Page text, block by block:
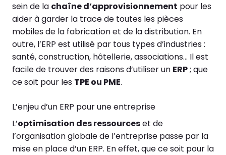
sein de la chaîne d’approvisionnement pour les
aider à garder la trace de toutes les pièces
mobiles de la fabrication et de la distribution. En
outre, l’ERP est utilisé par tous types d’industries :
santé, construction, hôtellerie, associations… Il est
facile de trouver des raisons d’utiliser un ERP; que
ce soit pour les TPE ou PME.
L’enjeu d’un ERP pour une entreprise
L’optimisation des ressourceset de
l’organisation globale de l’entreprise passe par la
mise en place d’un ERP. En effet, que ce soit pour la